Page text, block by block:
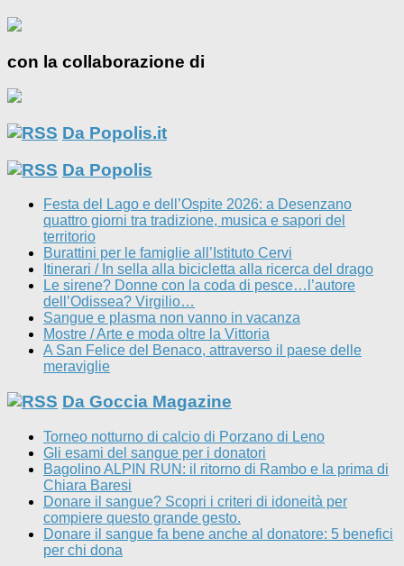
con la collaborazione di
Da Popolis.it
Da Popolis
Festa del Lago e dell’Ospite 2026: a Desenzano
quattro giorni tra tradizione, musica e sapori del
territorio
Burattini per le famiglie all’Istituto Cervi
Itinerari / In sella alla bicicletta alla ricerca del drago
Le sirene? Donne con la coda di pesce…l’autore
dell’Odissea? Virgilio…
Sangue e plasma non vanno in vacanza
Mostre / Arte e moda oltre la Vittoria
A San Felice del Benaco, attraverso il paese delle
meraviglie
Da Goccia Magazine
Torneo notturno di calcio di Porzano di Leno
Gli esami del sangue per i donatori
Bagolino ALPIN RUN: il ritorno di Rambo e la prima di
Chiara Baresi
Donare il sangue? Scopri i criteri di idoneità per
compiere questo grande gesto.
Donare il sangue fa bene anche al donatore: 5 benefici
per chi dona